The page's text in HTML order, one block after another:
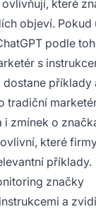
které
objeví. Pokud
podle
s
příklady
tradiční
i zmínek o
které
příklady.
značky
a